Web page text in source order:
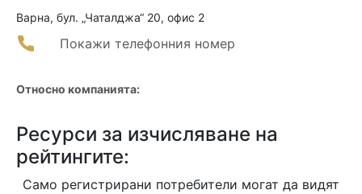
Варна, бул. „Чаталджа“ 20, офис 2
Покажи телефонния номер
Относно компанията:
Ресурси за изчисляване на
рейтингите:
Само регистрирани потребители могат да видят